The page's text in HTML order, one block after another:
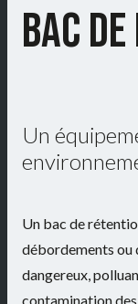
BAC
Un
Un bac de
débordements ou
dangereux,
contamination des